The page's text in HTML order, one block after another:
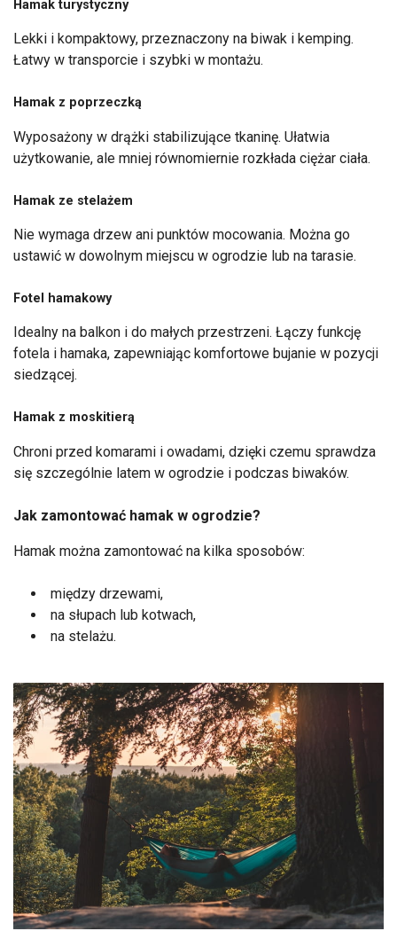
Hamak turystyczny
Lekki i kompaktowy, przeznaczony na biwak i kemping.
Łatwy w transporcie i szybki w montażu.
Hamak z poprzeczką
Wyposażony w drążki stabilizujące tkaninę. Ułatwia
użytkowanie, ale mniej równomiernie rozkłada ciężar ciała.
Hamak ze stelażem
Nie wymaga drzew ani punktów mocowania. Można go
ustawić w dowolnym miejscu w ogrodzie lub na tarasie.
Fotel hamakowy
Idealny na balkon i do małych przestrzeni. Łączy funkcję
fotela i hamaka, zapewniając komfortowe bujanie w pozycji
siedzącej.
Hamak z moskitierą
Chroni przed komarami i owadami, dzięki czemu sprawdza
się szczególnie latem w ogrodzie i podczas biwaków.
Jak zamontować hamak w ogrodzie?
Hamak można zamontować na kilka sposobów:
między drzewami,
na słupach lub kotwach,
na stelażu.